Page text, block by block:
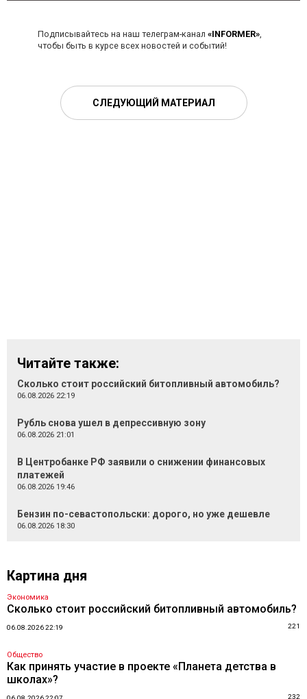
Подписывайтесь на наш телеграм-канал «INFORMER»,
чтобы быть в курсе всех новостей и событий!
СЛЕДУЮЩИЙ МАТЕРИАЛ
Читайте также:
Сколько стоит российский битопливный автомобиль?
06.08.2026 22:19
Рубль снова ушел в депрессивную зону
06.08.2026 21:01
В Центробанке РФ заявили о снижении финансовых
платежей
06.08.2026 19:46
Бензин по-севастопольски: дорого, но уже дешевле
06.08.2026 18:30
Картина дня
Экономика
Сколько стоит российский битопливный автомобиль?
06.08.2026 22:19 221
Общество
Как принять участие в проекте «Планета детства в
школах»?
232